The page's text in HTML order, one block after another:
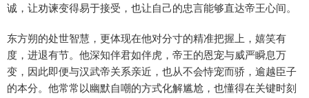
诚，让劝谏变得易于接受，也让自己的忠言能够直达帝王心间。
东方朔的处世智慧，更体现在他对分寸的精准把握上，嬉笑有
度，进退有节。他深知伴君如伴虎，帝王的恩宠与威严瞬息万
变，因此即便与汉武帝关系亲近，也从不会恃宠而骄，逾越臣子
的本分。他常常以幽默自嘲的方式化解尴尬，也懂得在关键时刻